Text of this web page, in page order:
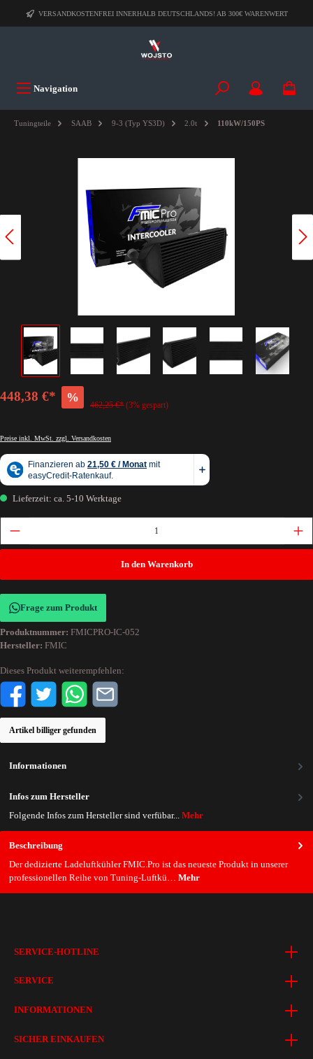
VERSANDKOSTENFREI INNERHALB DEUTSCHLANDS! AB 300€ WARENWERT
Navigation
Tuningteile SAAB 9-3 (Typ YS3D) 2.0t 110kW/150PS
448,38 €* %
462,25 €* (3% gespart)
Preise inkl. MwSt. zzgl. Versandkosten
Lieferzeit: ca. 5-10 Werktage
In den Warenkorb
Frage zum Produkt
Produktnummer: FMICPRO-IC-052
Hersteller: FMIC
Dieses Produkt weiterempfehlen:
Artikel billiger gefunden
Beschreibung
Der dedizierte Ladeluftkühler FMIC.Pro ist das neueste Produkt in unserer
professionellen Reihe von Tuning-Luftkü… Mehr
Informationen
Infos zum Hersteller
Folgende Infos zum Hersteller sind verfübar... Mehr
SERVICE-HOTLINE
SERVICE
INFORMATIONEN
SICHER EINKAUFEN